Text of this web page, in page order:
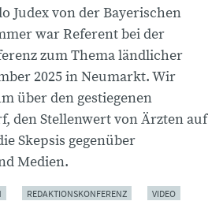
Judex von der Bayerischen
war Referent bei der
zum Thema ländlicher
2025 in Neumarkt. Wir
über den gestiegenen
den Stellenwert von Ärzten auf
Skepsis gegenüber
Medien.
REDAKTIONSKONFERENZ VIDEO